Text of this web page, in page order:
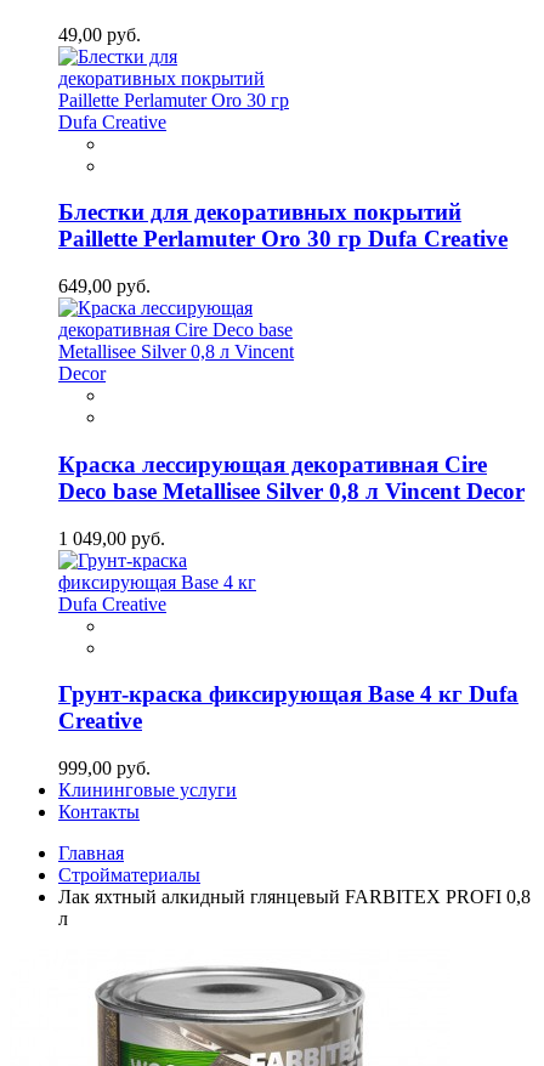
49,00 руб.
Блестки для декоративных покрытий
Paillette Perlamuter Oro 30 гр Dufa Creative
649,00 руб.
Краска лессирующая декоративная Cire
Deco base Metallisee Silver 0,8 л Vincent Decor
1 049,00 руб.
Грунт-краска фиксирующая Base 4 кг Dufa
Creative
999,00 руб.
Клининговые услуги
Контакты
Главная
Стройматериалы
Лак яхтный алкидный глянцевый FARBITEX PROFI 0,8
л